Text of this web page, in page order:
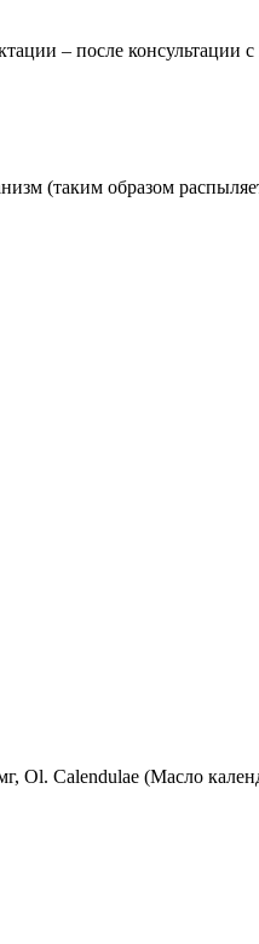
– после
(таким образом
Ol. Calendulae (Mасло